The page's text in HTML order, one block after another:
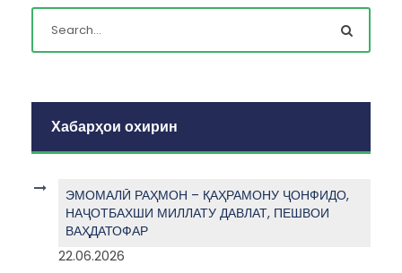
Хабарҳои охирин
ЭМОМАЛӢ РАҲМОН – ҚАҲРАМОНУ ҶОНФИДО,
НАҶОТБАХШИ МИЛЛАТУ ДАВЛАТ, ПЕШВОИ
ВАҲДАТОФАР
22.06.2026